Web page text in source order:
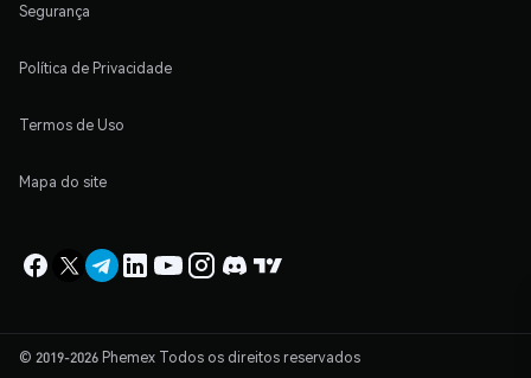
Segurança
Política de Privacidade
Termos de Uso
Mapa do site
© 2019-2026 Phemex Todos os direitos reservados